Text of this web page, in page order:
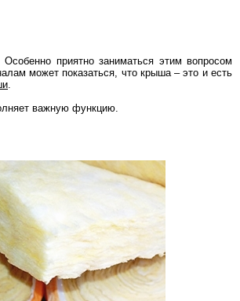
приятно заниматься этим вопросом
может показаться, что крыша – это и есть
.
важную функцию.